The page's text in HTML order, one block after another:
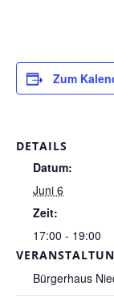
Zum
DETAILS
Datum:
Juni 6
Zeit:
17:00 - 19:00
Bürgerhaus